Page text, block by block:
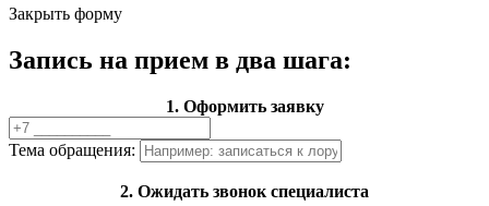
Закрыть форму
Запись на прием в два шага:
1. Оформить заявку
Тема обращения:
2. Ожидать звонок специалиста